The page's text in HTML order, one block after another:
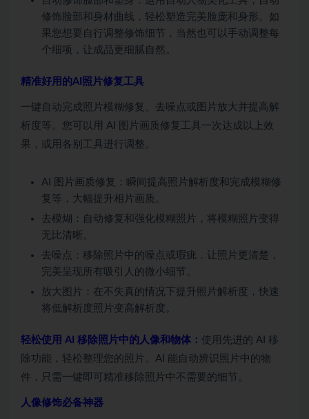
修饰脸部和身材曲线，轻松塑造完美脸庞和身形。如
果您想要自行调整修饰细节，当然也可以手动调整每
个细项，让成品更细腻自然。
精准好用的AI照片修复工具
一键自动完成照片模糊修复、去噪点或图片放大并提高解
析度等。您可以用 AI 图片画质修复工具一次达成以上效
果，或用各别工具进行调整。
AI 图片画质修复：瞬间提高照片解析度和完成模糊修
复等，大幅提升相片画质。
去模煳：自动修复和强化模糊照片，将模糊照片变得
无比清晰。
去噪点：移除照片中的噪点或瑕疵．让照片更清楚，
完美呈现所有吸引人的微小细节。
放大图片：在不失真的情况下提升照片解析度，快速
将低解析度照片变高解析度。
轻松使用 AI 移除照片中的人像和物体： 使用先进的 AI 移
除功能，轻松整理您的照片。AI 能自动辨识照片中的物
件，只需一键即可精准移除照片中不需要的细节。
人像修饰必备神器